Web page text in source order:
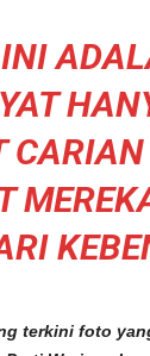
CARIAN
terkini foto